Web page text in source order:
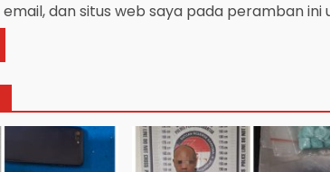
dan situs web saya pada peramban